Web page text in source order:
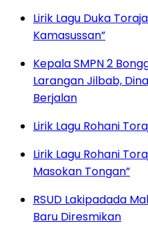
Lirik Lagu Duka
Kamasussan”
Kepala SMPN 2
Larangan Jilbab,
Berjalan
Lirik Lagu Rohani
Lirik Lagu Rohani
Masokan Tongan”
RSUD Lakipadada
Baru Diresmikan